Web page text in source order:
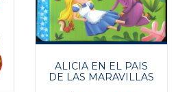
ALICIA EN EL PAIS
DE LAS MARAVILLAS